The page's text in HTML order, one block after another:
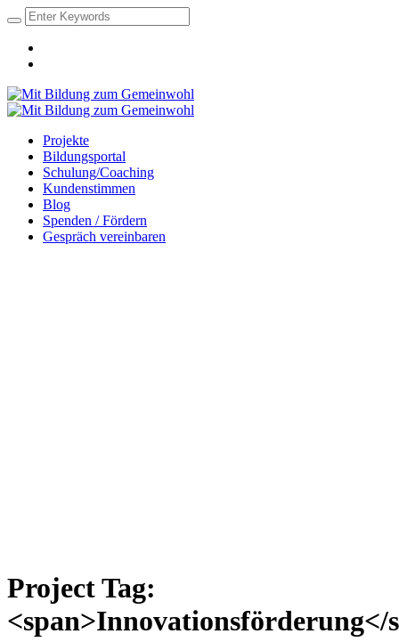
Projekte
Bildungsportal
Schulung/Coaching
Kundenstimmen
Blog
Spenden / Fördern
Gespräch vereinbaren
Project Tag:
<span>Innovationsförderung</